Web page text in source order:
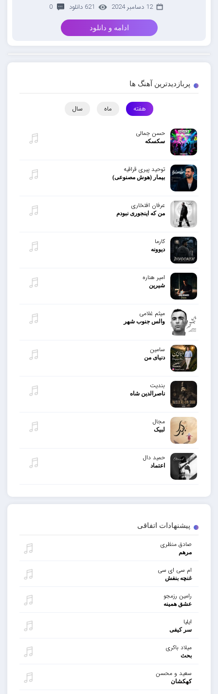
پیشنهادات اتفاقی
صادق منظری
مرهم
ام سی ای سی
غنچه بنفش
رامین رزمجو
عشق همینه
ایلیا
سر کیفی
میلاد باکری
بحث
سعید و محسن
کهکشان
12 دسامبر 2024 621 دانلود 0
ادامه و دانلود
پربازدیدترین آهنگ ها
هفته ماه سال
حسن جمالی
سکسکه
توحید پیری قراقیه
بیمار (هوش مصنوعی)
عرفان افتخاری
من که اینجوری نبودم
کارما
دیوونه
امیر هناره
شیرین
میثم غلامی
والس جنوب شهر
سامین
دنیای من
بندیت
ناصرالدین شاه
مجال
لبیک
حمید دال
اعتماد